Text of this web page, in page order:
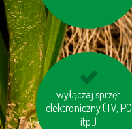
wyłączaj sprzęt
elektroniczny (TV, PC
itp.)
oddawaj zużyty
sprzęt elektryczny do
specjalnych